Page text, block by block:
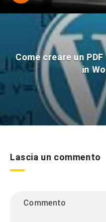
Come creare un
in
Lascia un commento